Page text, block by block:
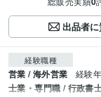
出品者
経験職種
営業 / 海外営業 経験
士業・専門職 / 行政書